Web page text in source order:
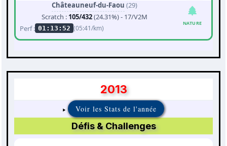
Châteauneuf-du-Faou (29)
Scratch : 105/432(24.31%) - 17/V2M
Perf : 01:13:52 (05:41/km)
NATURE
2013
Voir les Stats de l'année
Défis & Challenges